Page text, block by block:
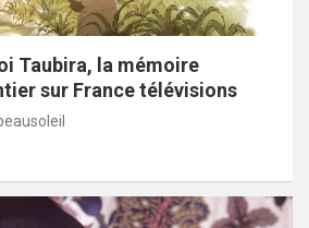
Taubira, la mémoire
sur France télévisions